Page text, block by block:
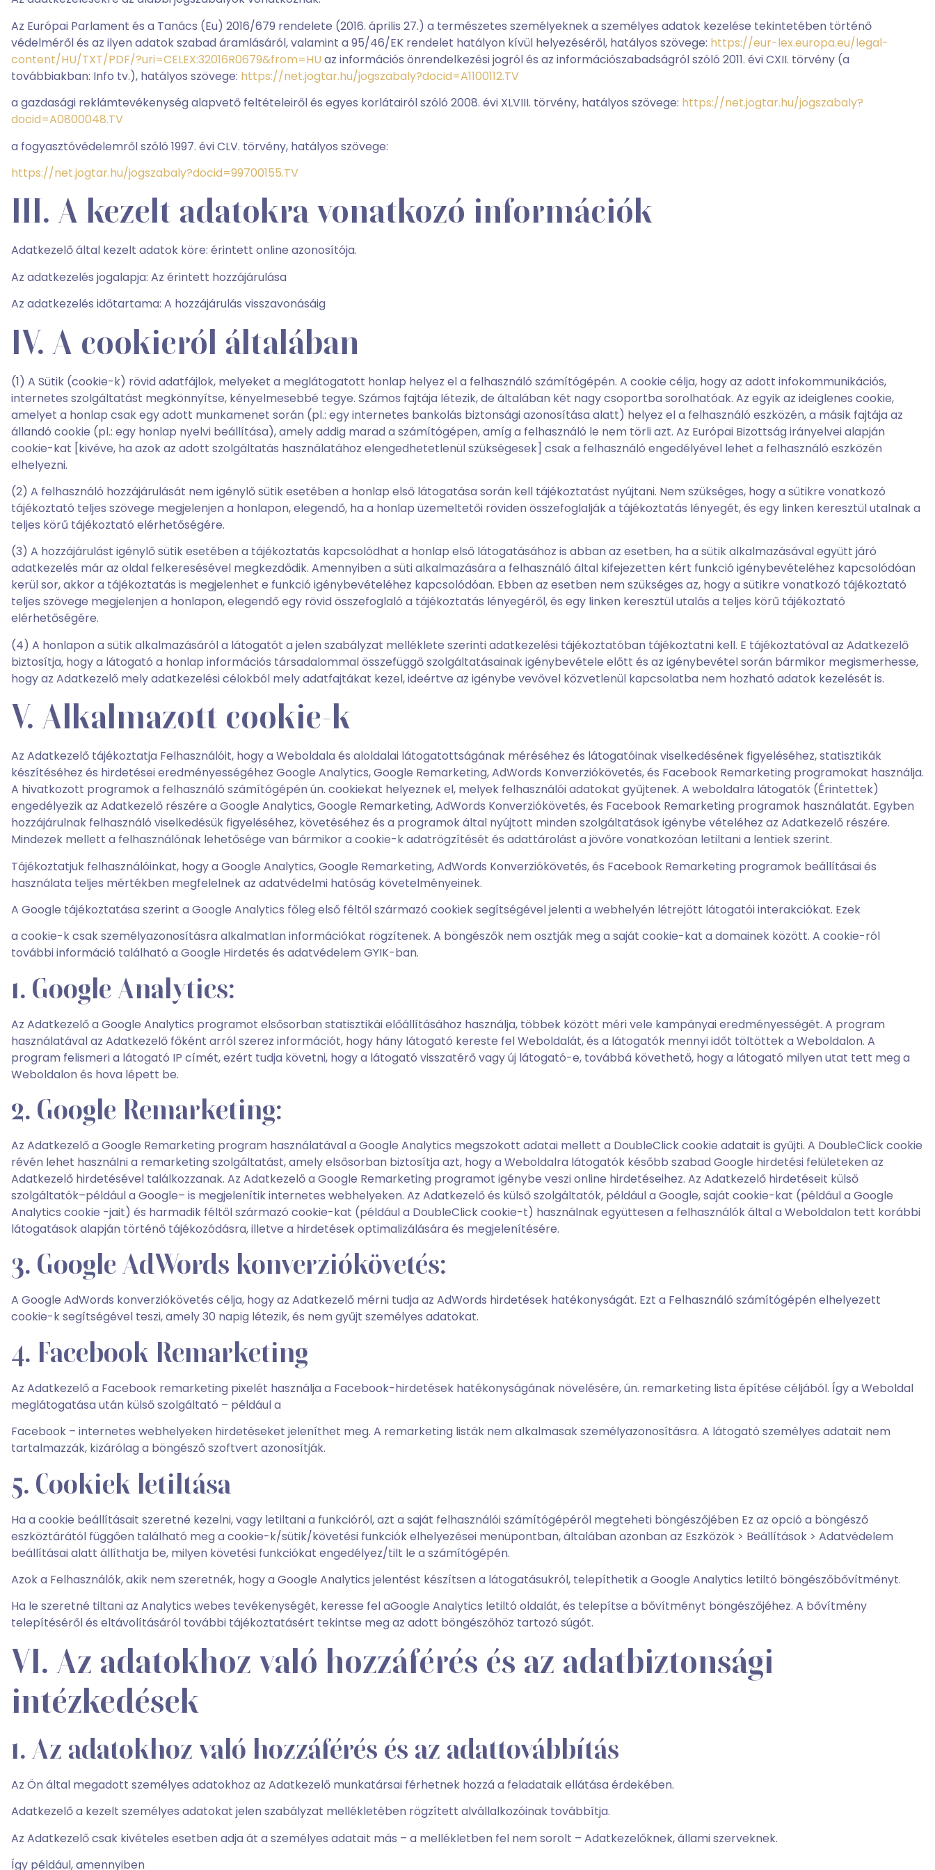
Az Európai Parlament és a Tanács (Eu) 2016/679 rendelete (2016. április 27.) a természetes személyeknek a személyes adatok kezelése tekintetében történő
védelméről és az ilyen adatok szabad áramlásáról, valamint a 95/46/EK rendelet hatályon kívül helyezéséről, hatályos szövege: https://eur-lex.europa.eu/legal-
content/HU/TXT/PDF/?uri=CELEX:32016R0679&from=HU az információs önrendelkezési jogról és az információszabadságról szóló 2011. évi CXII. törvény (a
továbbiakban: Info tv.), hatályos szövege: https://net.jogtar.hu/jogszabaly?docid=A1100112.TV
a gazdasági reklámtevékenység alapvető feltételeiről és egyes korlátairól szóló 2008. évi XLVIII. törvény, hatályos szövege: https://net.jogtar.hu/jogszabaly?
docid=A0800048.TV
a fogyasztóvédelemről szóló 1997. évi CLV. törvény, hatályos szövege:
https://net.jogtar.hu/jogszabaly?docid=99700155.TV
III. A kezelt adatokra vonatkozó információk
Adatkezelő által kezelt adatok köre: érintett online azonosítója.
Az adatkezelés jogalapja: Az érintett hozzájárulása
Az adatkezelés időtartama: A hozzájárulás visszavonásáig
IV. A cookieról általában
(1) A Sütik (cookie-k) rövid adatfájlok, melyeket a meglátogatott honlap helyez el a felhasználó számítógépén. A cookie célja, hogy az adott infokommunikációs,
internetes szolgáltatást megkönnyítse, kényelmesebbé tegye. Számos fajtája létezik, de általában két nagy csoportba sorolhatóak. Az egyik az ideiglenes cookie,
amelyet a honlap csak egy adott munkamenet során (pl.: egy internetes bankolás biztonsági azonosítása alatt) helyez el a felhasználó eszközén, a másik fajtája az
állandó cookie (pl.: egy honlap nyelvi beállítása), amely addig marad a számítógépen, amíg a felhasználó le nem törli azt. Az Európai Bizottság irányelvei alapján
cookie-kat [kivéve, ha azok az adott szolgáltatás használatához elengedhetetlenül szükségesek] csak a felhasználó engedélyével lehet a felhasználó eszközén
elhelyezni.
(2) A felhasználó hozzájárulását nem igénylő sütik esetében a honlap első látogatása során kell tájékoztatást nyújtani. Nem szükséges, hogy a sütikre vonatkozó
tájékoztató teljes szövege megjelenjen a honlapon, elegendő, ha a honlap üzemeltetői röviden összefoglalják a tájékoztatás lényegét, és egy linken keresztül utalnak a
teljes körű tájékoztató elérhetőségére.
(3) A hozzájárulást igénylő sütik esetében a tájékoztatás kapcsolódhat a honlap első látogatásához is abban az esetben, ha a sütik alkalmazásával együtt járó
adatkezelés már az oldal felkeresésével megkezdődik. Amennyiben a süti alkalmazására a felhasználó által kifejezetten kért funkció igénybevételéhez kapcsolódóan
kerül sor, akkor a tájékoztatás is megjelenhet e funkció igénybevételéhez kapcsolódóan. Ebben az esetben nem szükséges az, hogy a sütikre vonatkozó tájékoztató
teljes szövege megjelenjen a honlapon, elegendő egy rövid összefoglaló a tájékoztatás lényegéről, és egy linken keresztül utalás a teljes körű tájékoztató
elérhetőségére.
(4) A honlapon a sütik alkalmazásáról a látogatót a jelen szabályzat melléklete szerinti adatkezelési tájékoztatóban tájékoztatni kell. E tájékoztatóval az Adatkezelő
biztosítja, hogy a látogató a honlap információs társadalommal összefüggő szolgáltatásainak igénybevétele előtt és az igénybevétel során bármikor megismerhesse,
hogy az Adatkezelő mely adatkezelési célokból mely adatfajtákat kezel, ideértve az igénybe vevővel közvetlenül kapcsolatba nem hozható adatok kezelését is.
V. Alkalmazott cookie-k
Az Adatkezelő tájékoztatja Felhasználóit, hogy a Weboldala és aloldalai látogatottságának méréséhez és látogatóinak viselkedésének figyeléséhez, statisztikák
készítéséhez és hirdetései eredményességéhez Google Analytics, Google Remarketing, AdWords Konverziókövetés, és Facebook Remarketing programokat használja.
A hivatkozott programok a felhasználó számítógépén ún. cookiekat helyeznek el, melyek felhasználói adatokat gyűjtenek. A weboldalra látogatók (Érintettek)
engedélyezik az Adatkezelő részére a Google Analytics, Google Remarketing, AdWords Konverziókövetés, és Facebook Remarketing programok használatát. Egyben
hozzájárulnak felhasználó viselkedésük figyeléséhez, követéséhez és a programok által nyújtott minden szolgáltatások igénybe vételéhez az Adatkezelő részére.
Mindezek mellett a felhasználónak lehetősége van bármikor a cookie-k adatrögzítését és adattárolást a jövőre vonatkozóan letiltani a lentiek szerint.
Tájékoztatjuk felhasználóinkat, hogy a Google Analytics, Google Remarketing, AdWords Konverziókövetés, és Facebook Remarketing programok beállításai és
használata teljes mértékben megfelelnek az adatvédelmi hatóság követelményeinek.
A Google tájékoztatása szerint a Google Analytics főleg első féltől származó cookiek segítségével jelenti a webhelyén létrejött látogatói interakciókat. Ezek
a cookie-k csak személyazonosításra alkalmatlan információkat rögzítenek. A böngészők nem osztják meg a saját cookie-kat a domainek között. A cookie-ról
további információ található a Google Hirdetés és adatvédelem GYIK-ban.
1. Google Analytics:
Az Adatkezelő a Google Analytics programot elsősorban statisztikái előállításához használja, többek között méri vele kampányai eredményességét. A program
használatával az Adatkezelő főként arról szerez információt, hogy hány látogató kereste fel Weboldalát, és a látogatók mennyi időt töltöttek a Weboldalon. A
program felismeri a látogató IP címét, ezért tudja követni, hogy a látogató visszatérő vagy új látogató-e, továbbá követhető, hogy a látogató milyen utat tett meg a
Weboldalon és hova lépett be.
2. Google Remarketing:
Az Adatkezelő a Google Remarketing program használatával a Google Analytics megszokott adatai mellett a DoubleClick cookie adatait is gyűjti. A DoubleClick cookie
révén lehet használni a remarketing szolgáltatást, amely elsősorban biztosítja azt, hogy a Weboldalra látogatók később szabad Google hirdetési felületeken az
Adatkezelő hirdetésével találkozzanak. Az Adatkezelő a Google Remarketing programot igénybe veszi online hirdetéseihez. Az Adatkezelő hirdetéseit külső
szolgáltatók–például a Google– is megjelenítik internetes webhelyeken. Az Adatkezelő és külső szolgáltatók, például a Google, saját cookie-kat (például a Google
Analytics cookie -jait) és harmadik féltől származó cookie-kat (például a DoubleClick cookie-t) használnak együttesen a felhasználók által a Weboldalon tett korábbi
látogatások alapján történő tájékozódásra, illetve a hirdetések optimalizálására és megjelenítésére.
3. Google AdWords konverziókövetés:
A Google AdWords konverziókövetés célja, hogy az Adatkezelő mérni tudja az AdWords hirdetések hatékonyságát. Ezt a Felhasználó számítógépén elhelyezett
cookie-k segítségével teszi, amely 30 napig létezik, és nem gyűjt személyes adatokat.
4. Facebook Remarketing
Az Adatkezelő a Facebook remarketing pixelét használja a Facebook-hirdetések hatékonyságának növelésére, ún. remarketing lista építése céljából. Így a Weboldal
meglátogatása után külső szolgáltató – például a
Facebook – internetes webhelyeken hirdetéseket jeleníthet meg. A remarketing listák nem alkalmasak személyazonosításra. A látogató személyes adatait nem
tartalmazzák, kizárólag a böngésző szoftvert azonosítják.
5. Cookiek letiltása
Ha a cookie beállításait szeretné kezelni, vagy letiltani a funkcióról, azt a saját felhasználói számítógépéről megteheti böngészőjében Ez az opció a böngésző
eszköztárától függően található meg a cookie-k/sütik/követési funkciók elhelyezései menüpontban, általában azonban az Eszközök > Beállítások > Adatvédelem
beállításai alatt állíthatja be, milyen követési funkciókat engedélyez/tilt le a számítógépén.
Azok a Felhasználók, akik nem szeretnék, hogy a Google Analytics jelentést készítsen a látogatásukról, telepíthetik a Google Analytics letiltó böngészőbővítményt.
Ha le szeretné tiltani az Analytics webes tevékenységét, keresse fel aGoogle Analytics letiltó oldalát, és telepítse a bővítményt böngészőjéhez. A bővítmény
telepítéséről és eltávolításáról további tájékoztatásért tekintse meg az adott böngészőhöz tartozó súgót.
VI. Az adatokhoz való hozzáférés és az adatbiztonsági
intézkedések
1. Az adatokhoz való hozzáférés és az adattovábbítás
Az Ön által megadott személyes adatokhoz az Adatkezelő munkatársai férhetnek hozzá a feladataik ellátása érdekében.
Adatkezelő a kezelt személyes adatokat jelen szabályzat mellékletében rögzített alvállalkozóinak továbbítja.
Az Adatkezelő csak kivételes esetben adja át a személyes adatait más – a mellékletben fel nem sorolt – Adatkezelőknek, állami szerveknek.
Így például, amennyiben